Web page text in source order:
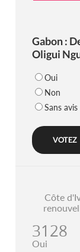
Gabon :
Oligui
Oui
Non
Sans avis
Côte
3128
Oui